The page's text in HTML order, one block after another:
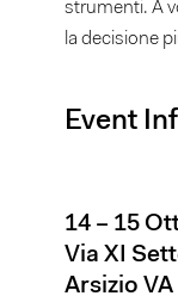
strumenti. A
la decisione
Event
14 – 15
Via XI
Arsizio VA